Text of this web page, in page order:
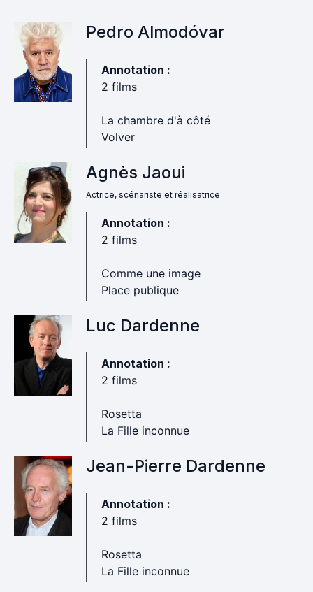
Pedro Almodóvar
Annotation :
2 films
La chambre d'à côté
Volver
Agnès Jaoui
Actrice, scénariste et réalisatrice
Annotation :
2 films
Comme une image
Place publique
Luc Dardenne
Annotation :
2 films
Rosetta
La Fille inconnue
Jean-Pierre Dardenne
Annotation :
2 films
Rosetta
La Fille inconnue